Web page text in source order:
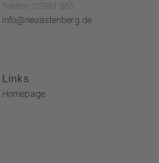
Telefon: 02981 565
info@neuastenberg.de
Links
Homepage